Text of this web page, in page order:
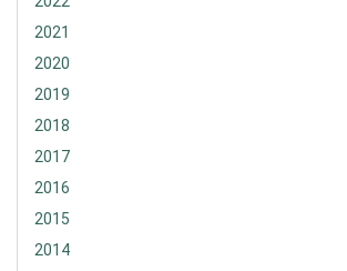
2021
2020
2019
2018
2017
2016
2015
2014